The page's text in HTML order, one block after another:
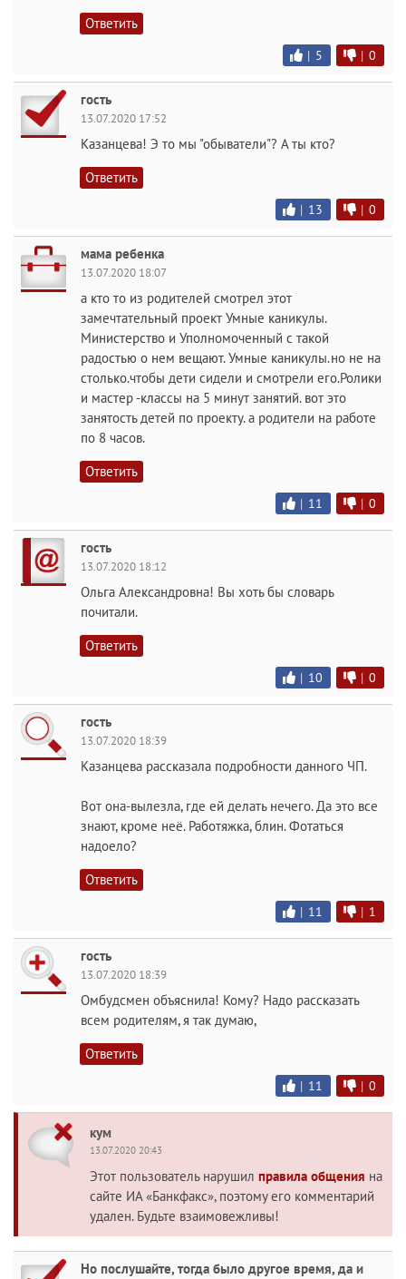
Ответить
| 5 | 0
гость
13.07.2020 17:52
Казанцева! Э то мы "обыватели"? А ты кто?
Ответить
| 13 | 0
мама ребенка
13.07.2020 18:07
а кто то из родителей смотрел этот
замечтательный проект Умные каникулы.
Министерство и Уполномоченный с такой
радостью о нем вещают. Умные каникулы.но не на
столько.чтобы дети сидели и смотрели его.Ролики
и мастер -классы на 5 минут занятий. вот это
занятость детей по проекту. а родители на работе
по 8 часов.
Ответить
| 11 | 0
гость
13.07.2020 18:12
Ольга Александровна! Вы хоть бы словарь
почитали.
Ответить
| 10 | 0
гость
13.07.2020 18:39
Казанцева рассказала подробности данного ЧП.
Вот она-вылезла, где ей делать нечего. Да это все
знают, кроме неё. Работяжка, блин. Фотаться
надоело?
Ответить
| 11 | 1
гость
13.07.2020 18:39
Омбудсмен объяснила! Кому? Надо рассказать
всем родителям, я так думаю,
Ответить
| 11 | 0
кум
13.07.2020 20:43
Этот пользователь нарушил правила общения на
сайте ИА «Банкфакс», поэтому его комментарий
удален. Будьте взаимовежливы!
Но послушайте, тогда было другое время, да и